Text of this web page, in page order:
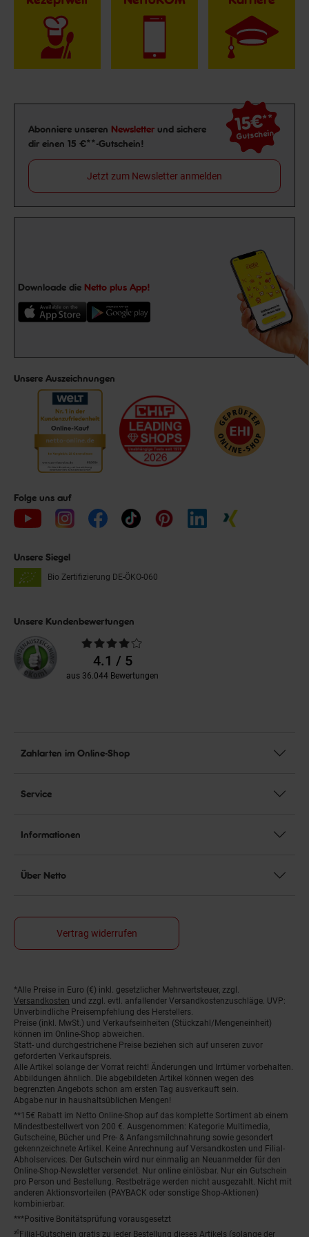
Newsletter Anmeldung
Abonniere unseren Newsletter und sichere
dir einen 15 €**-Gutschein!
15€**
Gutschein
Jetzt zum Newsletter anmelden
Downloade die Netto plus App!
Unsere Auszeichnungen
Folge uns auf
Unsere Siegel
Bio Zertifizierung DE-ÖKO-060
Unsere Kundenbewertungen
Durchschnittliche
Bewertungen4.1 / 5
aus 36.044 Bewertungen
Zahlarten im Online-Shop
Service
Informationen
Über Netto
Vertrag widerrufen
Fußnoten
*Alle Preise in Euro (€) inkl. gesetzlicher Mehrwertsteuer, zzgl.
Versandkosten und zzgl. evtl. anfallender Versandkostenzuschläge. UVP:
Unverbindliche Preisempfehlung des Herstellers.
Preise (inkl. MwSt.) und Verkaufseinheiten (Stückzahl/Mengeneinheit)
können im Online-Shop abweichen.
Statt- und durchgestrichene Preise beziehen sich auf unseren zuvor
geforderten Verkaufspreis.
Alle Artikel solange der Vorrat reicht! Änderungen und Irrtümer vorbehalten.
Abbildungen ähnlich. Die abgebildeten Artikel können wegen des
begrenzten Angebots schon am ersten Tag ausverkauft sein.
Abgabe nur in haushaltsüblichen Mengen!
**15€ Rabatt im Netto Online-Shop auf das komplette Sortiment ab einem
Mindestbestellwert von 200 €. Ausgenommen: Kategorie Multimedia,
Gutscheine, Bücher und Pre- & Anfangsmilchnahrung sowie gesondert
gekennzeichnete Artikel. Keine Anrechnung auf Versandkosten und Filial-
Abholservices. Der Gutschein wird nur einmalig an Neuanmelder für den
Online-Shop-Newsletter versendet. Nur online einlösbar. Nur ein Gutschein
pro Person und Bestellung. Restbeträge werden nicht ausgezahlt. Nicht mit
anderen Aktionsvorteilen (PAYBACK oder sonstige Shop-Aktionen)
kombinierbar.
***Positive Bonitätsprüfung vorausgesetzt
²⁰Filial-Gutschein gratis zu jeder Bestellung dieses Artikels (solange der